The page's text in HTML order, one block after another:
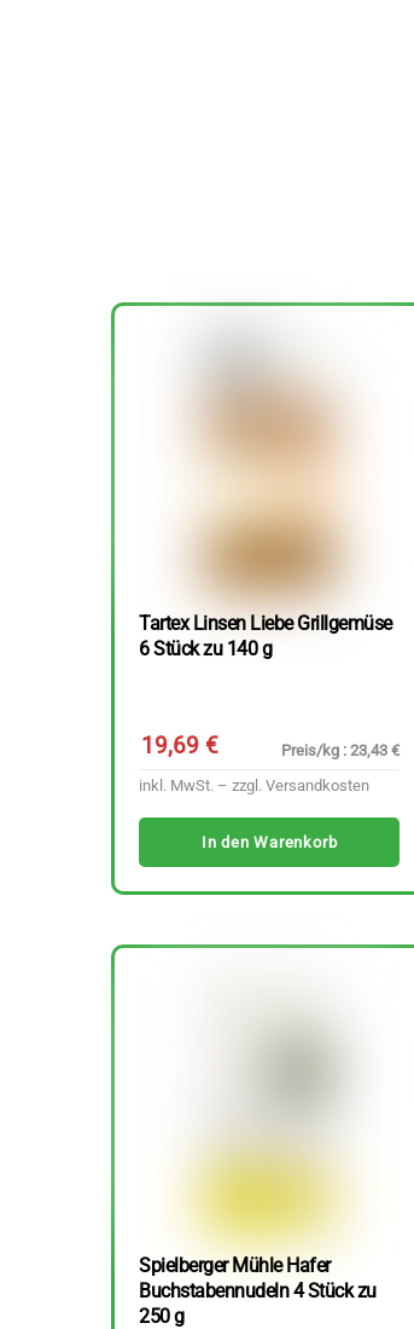
Tartex Linsen Liebe Grillgemüse
6 Stück zu 140 g
19,69€
Preis/kg : 23,43 €
inkl. MwSt. – zzgl. Versandkosten
In den Warenkorb
Spielberger Mühle Hafer
Buchstabennudeln 4 Stück zu
250 g